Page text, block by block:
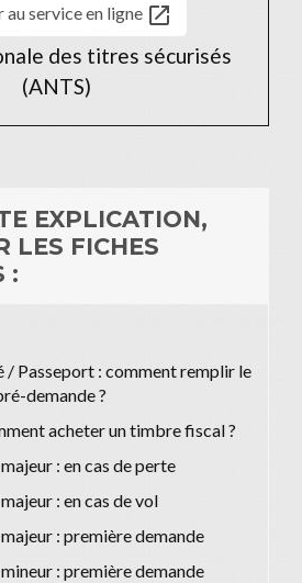
au service en ligne open_in_new
des titres sécurisés
(ANTS)
EXPLICATION,
LES FICHES
:
Passeport : comment remplir le
demande ?
acheter un timbre fiscal ?
: en cas de perte
: en cas de vol
: première demande
: première demande